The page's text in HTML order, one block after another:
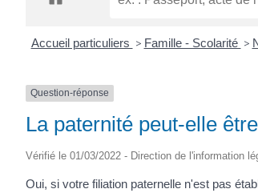
ROGATIEN
Accueil particuliers > Famille - Scolarité >
Question-réponse
La paternité peut-elle
Vérifié le 01/03/2022 - Direction de l'information
Oui, si votre filiation paternelle n'est pas